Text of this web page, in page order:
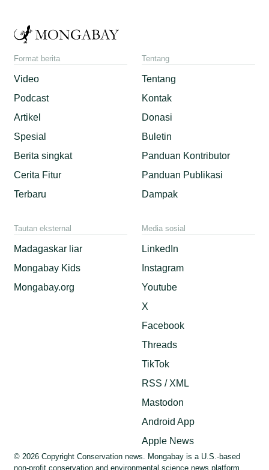
Format berita
Video
Podcast
Artikel
Spesial
Berita singkat
Cerita Fitur
Terbaru
Tentang
Tentang
Kontak
Donasi
Buletin
Panduan Kontributor
Panduan Publikasi
Dampak
Tautan eksternal
Madagaskar liar
Mongabay Kids
Mongabay.org
Media sosial
LinkedIn
Instagram
Youtube
X
Facebook
Threads
TikTok
RSS / XML
Mastodon
Android App
Apple News
© 2026 Copyright Conservation news. Mongabay is a U.S.-based
non-profit conservation and environmental science news platform.